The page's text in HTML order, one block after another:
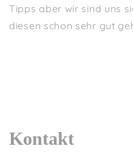
Tipps aber wir sind uns
diesen schon sehr gut
Kontakt